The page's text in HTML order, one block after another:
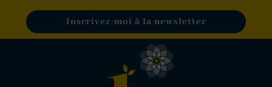
Inscrivez-moi à la newsletter